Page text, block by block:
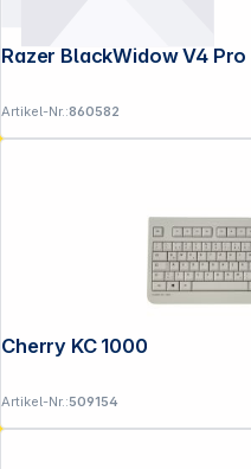
Artikel-Nr.:860582
Cherry KC 1000 hellgrau
Artikel-Nr.:509154